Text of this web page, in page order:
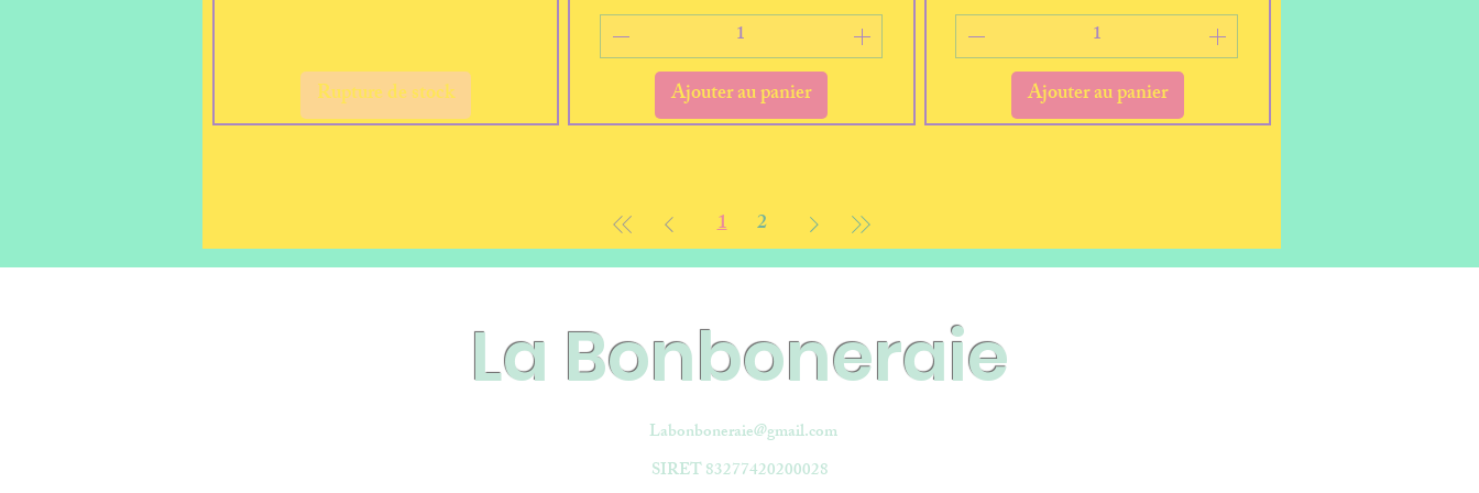
Rupture de stock Ajouter au panier Ajouter au panier
1 2
La Bonboneraie
Labonboneraie@gmail.com
SIRET 83277420200028